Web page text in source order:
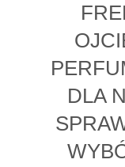
PERFUMY
A TO
SKLEP
DLA